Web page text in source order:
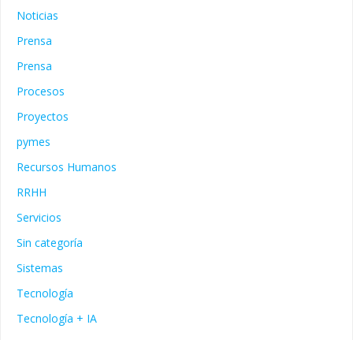
Noticias
Prensa
Prensa
Procesos
Proyectos
pymes
Recursos Humanos
RRHH
Servicios
Sin categoría
Sistemas
Tecnología
Tecnología + IA